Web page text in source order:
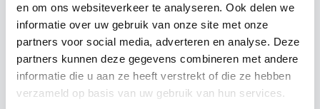
en om ons websiteverkeer te analyseren. Ook delen we
informatie over uw gebruik van onze site met onze
partners voor social media, adverteren en analyse. Deze
partners kunnen deze gegevens combineren met andere
informatie die u aan ze heeft verstrekt of die ze hebben
verzameld op basis van uw gebruik van hun services.
voordat je een DJ voor jouw feest gaat boeken, wil je
natuurlijk weten wat het kost.
EenDJ boeken uit Limburgwas nog nooit zo makkelijk.
Daarom kun je bij ons online de prijs berekenen voor
jouw feest. Ook kun je nu boeken of een vrijblijvende